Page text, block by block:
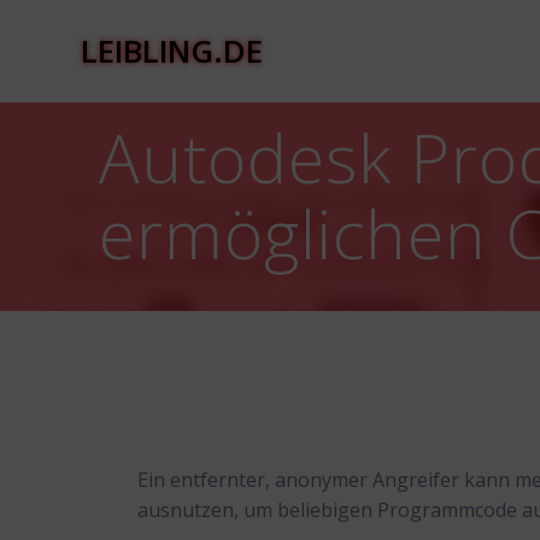
LEIBLING.DE
Autodesk
ermöglichen
Ein entfernter, anonymer Angreifer kann
ausnutzen, um beliebigen Programmcode